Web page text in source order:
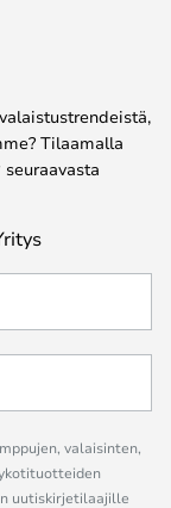
Tilaamalla
seuraavasta
valaisinten,
uutiskirjetilaajille